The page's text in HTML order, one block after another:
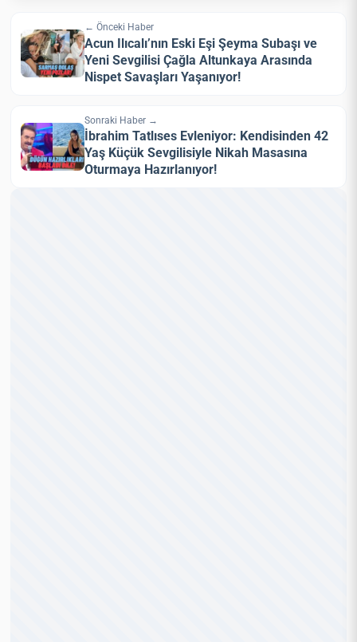
← Önceki Haber
Acun Ilıcalı’nın Eski Eşi Şeyma Subaşı ve
Yeni Sevgilisi Çağla Altunkaya Arasında
Nispet Savaşları Yaşanıyor!
Sonraki Haber →
İbrahim Tatlıses Evleniyor: Kendisinden 42
Yaş Küçük Sevgilisiyle Nikah Masasına
Oturmaya Hazırlanıyor!